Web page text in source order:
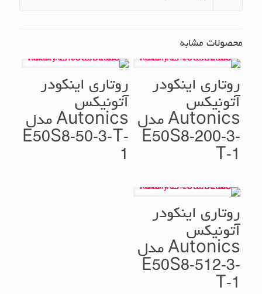
محصولات مشابه
روتاری اینکودر
آتونیکس
Autonics مدل
E50S8-200-3-
T-1
روتاری اینکودر
آتونیکس
Autonics مدل
E50S8-50-3-T-
1
روتاری اینکودر
آتونیکس
Autonics مدل
E50S8-512-3-
T-1